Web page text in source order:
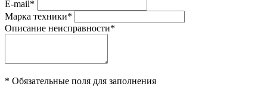
E-mail*
Марка техники*
Описание неисправности*
* Обязательные поля для заполнения